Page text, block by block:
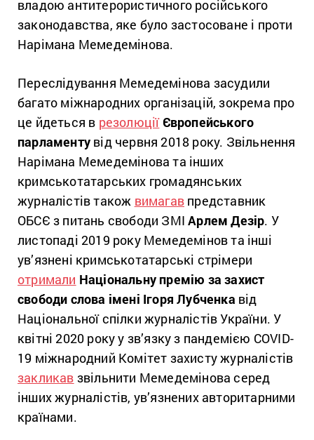
владою антитерористичного російського
законодавства, яке було застосоване і проти
Нарімана Мемедемінова.
Переслідування Мемедемінова засудили
багато міжнародних організацій, зокрема про
це йдеться в резолюції Європейського
парламенту від червня 2018 року. Звільнення
Нарімана Мемедемінова та інших
кримськотатарських громадянських
журналістів також вимагав представник
ОБСЄ з питань свободи ЗМІАрлем Дезір. У
листопаді 2019 року Мемедемінов та інші
ув’язнені кримськотатарські стрімери
отримали Національну премію за захист
свободи слова імені Ігоря Лубченка від
Національної спілки журналістів України. У
квітні 2020 року у зв’язку з пандемією COVID-
19 міжнародний Комітет захисту журналістів
закликав звільнити Мемедемінова серед
інших журналістів, ув’язнених авторитарними
країнами.